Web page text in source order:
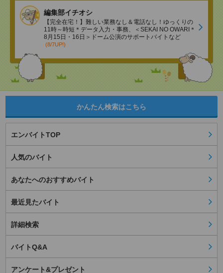
編集部イチオシ
【完全在宅！】難しい業務なし＆電話なし！ゆっくりの
11時～時短＊データ入力・事務、＜SEKAI NO OWARI＊
8月15日・16日＞ドーム公演のサポートバイトなど
(8/7UP!)
かんたん検索はこちら
エンバイトTOP
人気のバイト
あなたへのおすすめバイト
最近見たバイト
詳細検索
バイトQ&A
アンケート&プレゼント